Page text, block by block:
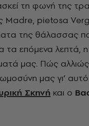
τη φωνή της
Madre, pietosa
της θάλασσας
τα επόμενα
μας. Πώς
μας γι’
Σκηνή και ο